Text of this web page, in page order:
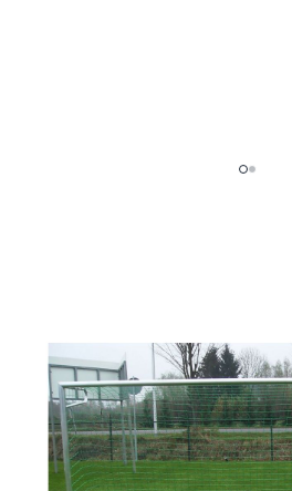
€ 649.–
Aanpasbare opties:
EXTRA MONTAGE DOELNET*